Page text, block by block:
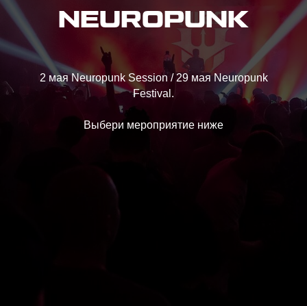
NEUROPUNK
2 мая Neuropunk Session / 29 мая Neuropunk
Festival.
Выбери мероприятие ниже